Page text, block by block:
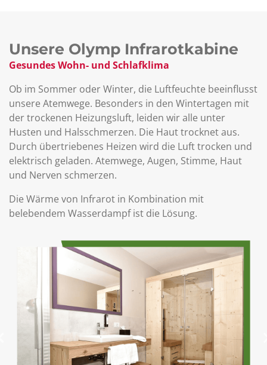
Unsere Olymp Infrarotkabine
Gesundes Wohn- und Schlafklima
Ob im Sommer oder Winter, die Luftfeuchte beeinflusst
unsere Atemwege. Besonders in den Wintertagen mit
der trockenen Heizungsluft, leiden wir alle unter
Husten und Halsschmerzen. Die Haut trocknet aus.
Durch übertriebenes Heizen wird die Luft trocken und
elektrisch geladen. Atemwege, Augen, Stimme, Haut
und Nerven schmerzen.
Die Wärme von Infrarot in Kombination mit
belebendem Wasserdampf ist die Lösung.